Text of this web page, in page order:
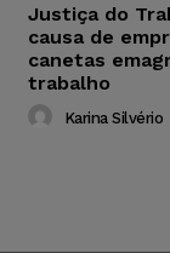
Justiça do
causa de
canetas
trabalho
Karina Silvério